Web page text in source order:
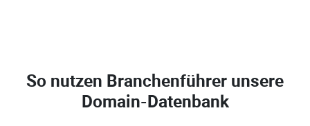
So nutzen Branchenführer unsere
Domain-Datenbank